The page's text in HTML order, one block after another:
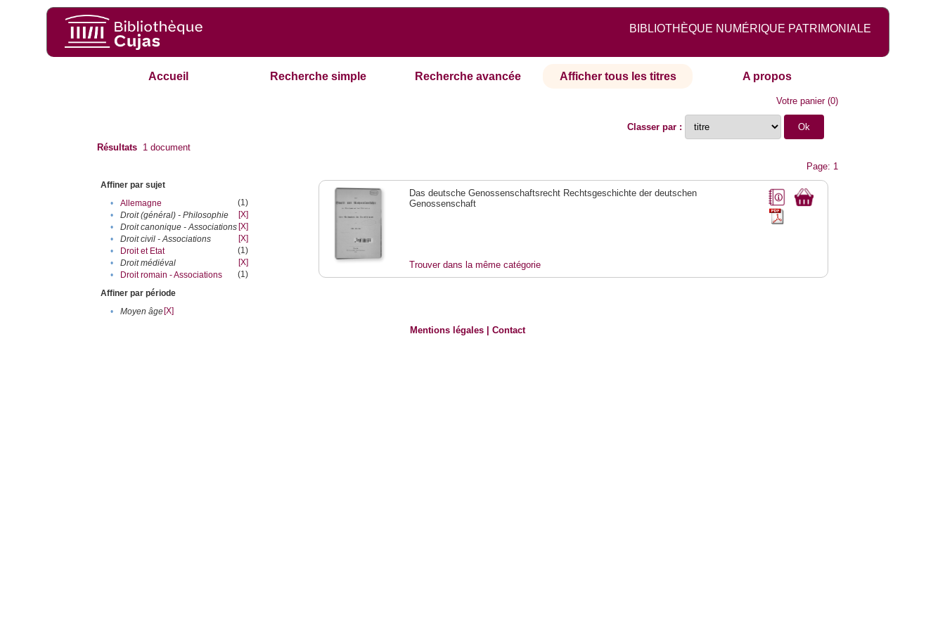
BIBLIOTHÈQUE NUMÉRIQUE PATRIMONIALE
Accueil Recherche simple Recherche avancée Afficher tous les titres A propos
Votre panier(0)
Classer par :
Résultats 1 document
Page: 1
Affiner par sujet
•
Allemagne
(1)
•
Droit (général) - Philosophie
[X]
•
Droit canonique - Associations [X]
•
Droit civil - Associations
[X]
•
Droit et Etat
(1)
•
Droit médiéval
[X]
•
Droit romain - Associations
(1)
Affiner par période
•
Moyen âge[X]
Das deutsche Genossenschaftsrecht Rechtsgeschichte der deutschen
Genossenschaft
Trouver dans la même catégorie
Mentions légales |Contact